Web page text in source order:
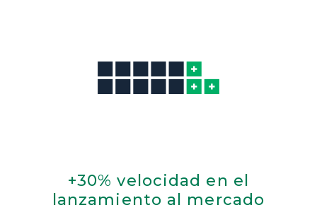
+30% velocidad en el
lanzamiento al mercado